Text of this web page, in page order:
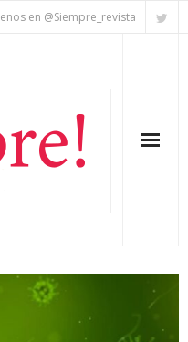
en @Siempre_revista